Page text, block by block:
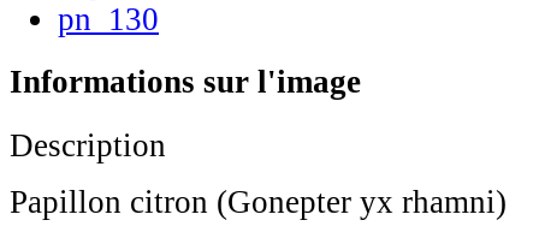
Informations sur l'image
Description
Papillon citron (Gonepter yx rhamni)